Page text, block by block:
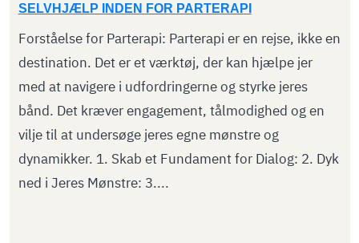
SELVHJÆLP INDEN FOR PARTERAPI
Forståelse for Parterapi: Parterapi er en rejse, ikke en
destination. Det er et værktøj, der kan hjælpe jer
med at navigere i udfordringerne og styrke jeres
bånd. Det kræver engagement, tålmodighed og en
vilje til at undersøge jeres egne mønstre og
dynamikker. 1. Skab et Fundament for Dialog: 2. Dyk
ned i Jeres Mønstre: 3....